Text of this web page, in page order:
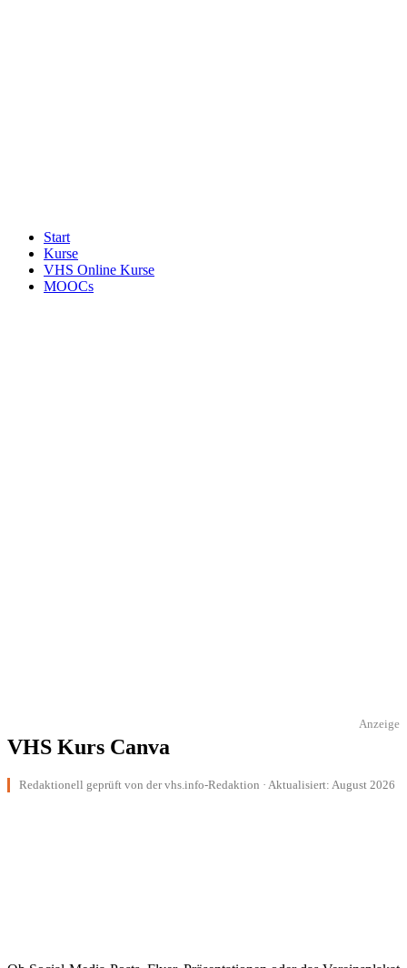
Start
Kurse
VHS Online Kurse
MOOCs
Anzeige
VHS Kurs Canva
Redaktionell geprüft von der vhs.info-Redaktion · Aktualisiert: August 2026